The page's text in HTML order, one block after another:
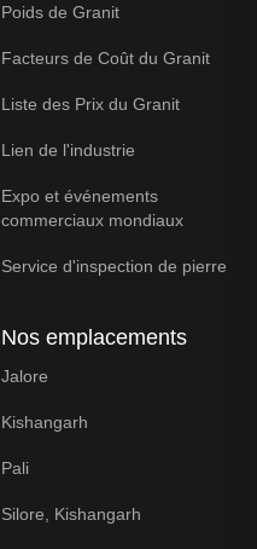
Poids de Granit
Facteurs de Coût du Granit
Liste des Prix du Granit
Lien de l'industrie
Expo et événements
commerciaux mondiaux
Service d'inspection de pierre
Nos emplacements
Jalore
Kishangarh
Pali
Silore, Kishangarh